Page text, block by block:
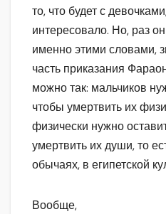
то, что будет с
интересовало. Но, раз
именно этими словами,
часть приказания
можно так: мальчиков
чтобы умертвить их
физически нужно
умертвить их души, то
обычаях, в египетской
Вообще,